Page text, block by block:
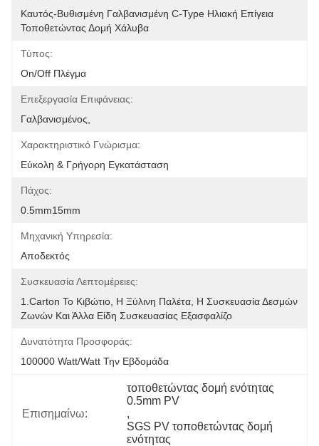
Καυτός-Βυθισμένη Γαλβανισμένη C-Type Ηλιακή Επίγεια
Τοποθετώντας Δομή Χάλυβα
Τύπος:
On/off Πλέγμα
Επεξεργασία Επιφάνειας:
Γαλβανισμένος,
Χαρακτηριστικό Γνώρισμα:
Εύκολη & Γρήγορη Εγκατάσταση
Πάχος:
0.5mm15mm
Μηχανική Υπηρεσία:
Αποδεκτός
Συσκευασία Λεπτομέρειες:
1.Carton Το Κιβώτιο, Η Ξύλινη Παλέτα, Η Συσκευασία Δεσμών
Ζωνών Και Άλλα Είδη Συσκευασίας Εξασφαλίζο
Δυνατότητα Προσφοράς:
100000 Watt/Watt Την Εβδομάδα
Επισημαίνω:
τοποθετώντας δομή ενότητας
0.5mm PV
,
SGS PV τοποθετώντας δομή
ενότητας